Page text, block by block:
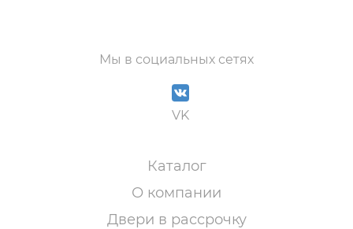
Мы в социальных сетях
VK
Каталог
О компании
Двери в рассрочку